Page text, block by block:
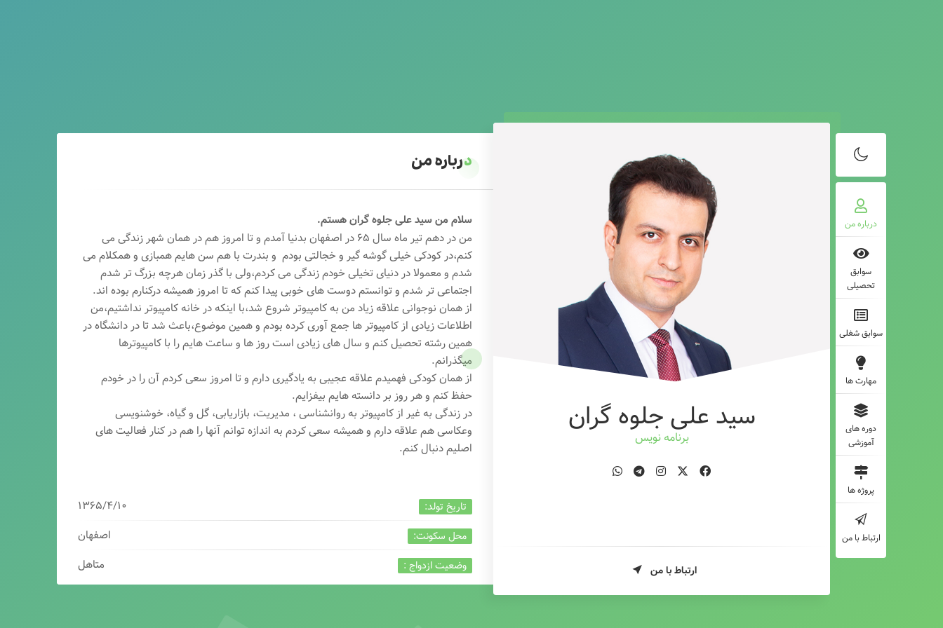
درباره من
سوابق
تحصیلی
سوابق شغلی
مهارت ها
دوره های
آموزشی
پروژه ها
ارتباط با من
سید علی جلوه گران
برنامه نویس
ارتباط با من
درباره من
سلام من سید علی جلوه گران هستم.
من در دهم تیر ماه سال ۶۵ در اصفهان بدنیا آمدم و تا امروز هم در همان شهر زندگی می
کنم،در کودکی خیلی گوشه گیر و خجالتی بودم و بندرت با هم سن هایم همبازی و همکلام می
شدم و معمولا در دنیای تخیلی خودم زندگی می کردم،ولی با گذر زمان هرچه بزرگ تر شدم
اجتماعی تر شدم و توانستم دوست های خوبی پیدا کنم که تا امروز همیشه درکنارم بوده اند.
از همان نوجوانی علاقه زیاد من به کامپیوتر شروع شد،با اینکه در خانه کامپیوتر نداشتیم،من
اطلاعات زیادی از کامپیوتر ها جمع آوری کرده بودم و همین موضوع،باعث شد تا در دانشگاه در
همین رشته تحصیل کنم و سال های زیادی است روز ها و ساعت هایم را با کامپیوترها
میگذرانم.
از همان کودکی فهمیدم علاقه عجیبی به یادگیری دارم و تا امروز سعی کردم آن را در خودم
حفظ کنم و هر روز بر دانسته هایم بیفزایم.
در زندگی به غیر از کامپیوتر به روانشناسی ، مدیریت، بازاریابی، گل و گیاه، خوشنویسی
وعکاسی هم علاقه دارم و همیشه سعی کردم به اندازه توانم آنها را هم در کنار فعالیت های
اصلیم دنبال کنم.
تاریخ تولد: ۱۳۶۵/۴/۱۰
محل سکونت: اصفهان
وضعیت ازدواج : متاهل